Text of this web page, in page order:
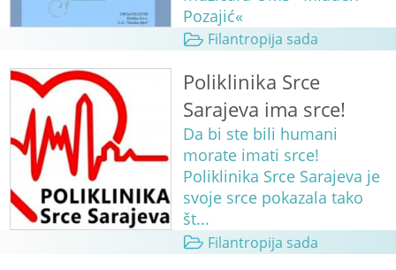
Pozajić«
Filantropija sada
Poliklinika Srce
Sarajeva ima srce!
Da bi ste bili humani
morate imati srce!
Poliklinika Srce Sarajeva je
svoje srce pokazala tako
št...
Filantropija sada